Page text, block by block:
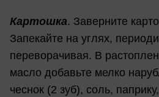
Картошка. Заверните
Запекайте на углях,
переворачивая. В
масло добавьте мелко
чеснок (2 зуб), соль,